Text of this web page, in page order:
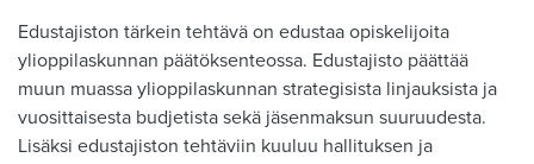
Edustajiston tärkein tehtävä on edustaa opiskelijoita
ylioppilaskunnan päätöksenteossa. Edustajisto päättää
muun muassa ylioppilaskunnan strategisista linjauksista ja
vuosittaisesta budjetista sekä jäsenmaksun suuruudesta.
Lisäksi edustajiston tehtäviin kuuluu hallituksen ja